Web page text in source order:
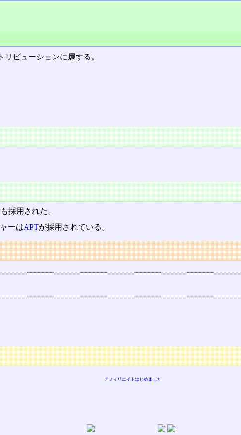
リビューションに属する。
採用された。
ーはAPTが採用されている。
アフィリエイトはじめました